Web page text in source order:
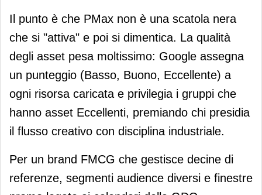
Il punto è che PMax non è una scatola nera
che si "attiva" e poi si dimentica. La qualità
degli asset pesa moltissimo: Google assegna
un punteggio (Basso, Buono, Eccellente) a
ogni risorsa caricata e privilegia i gruppi che
hanno asset Eccellenti, premiando chi presidia
il flusso creativo con disciplina industriale.
Per un brand FMCG che gestisce decine di
referenze, segmenti audience diversi e finestre